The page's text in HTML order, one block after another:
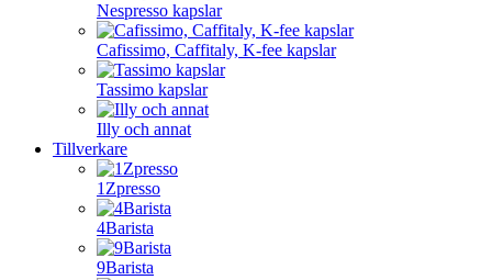
Nespresso kapslar
Cafissimo, Caffitaly, K-fee kapslar
Tassimo kapslar
Illy och annat
Tillverkare
1Zpresso
4Barista
9Barista